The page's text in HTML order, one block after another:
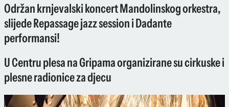
Održan krnjevalski koncert Mandolinskog orkestra,
slijede Repassage jazz session i Dadante
performansi!
U Centru plesa na Gripama organizirane su cirkuske i
plesne radionice za djecu